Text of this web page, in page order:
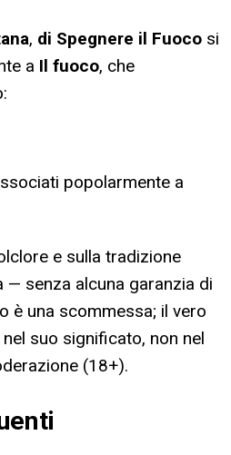
, di Spegnere il Fuoco si
a Il fuoco, che
popolarmente a
e sulla tradizione
— senza alcuna garanzia di
è una scommessa; il vero
suo significato, non nel
(18+).